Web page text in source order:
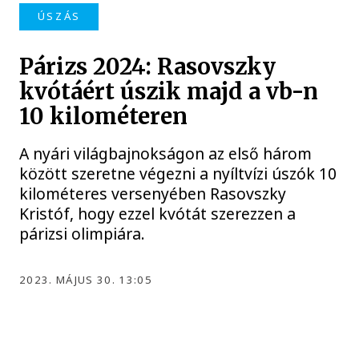
ÚSZÁS
Párizs 2024: Rasovszky
kvótáért úszik majd a vb-n
10 kilométeren
A nyári világbajnokságon az első három
között szeretne végezni a nyíltvízi úszók 10
kilométeres versenyében Rasovszky
Kristóf, hogy ezzel kvótát szerezzen a
párizsi olimpiára.
2023. MÁJUS 30. 13:05